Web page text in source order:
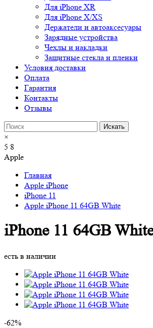
Для iPhone XR
Для iPhone X/XS
Держатели и автоаксесуары
Зарядные устройства
Чехлы и накладки
Защитные стекла и пленки
Условия доставки
Оплата
Гарантия
Контакты
Отзывы
×
5 8
Apple
Главная
Apple iPhone
iPhone 11
Apple iPhone 11 64GB White
iPhone 11 64GB
есть в наличии
-62%